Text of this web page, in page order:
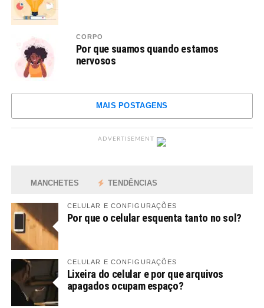
CORPO
Por que suamos quando estamos
nervosos
MAIS POSTAGENS
ADVERTISEMENT
MANCHETES TENDÊNCIAS
CELULAR E CONFIGURAÇÕES
Por que o celular esquenta tanto no sol?
CELULAR E CONFIGURAÇÕES
Lixeira do celular e por que arquivos
apagados ocupam espaço?